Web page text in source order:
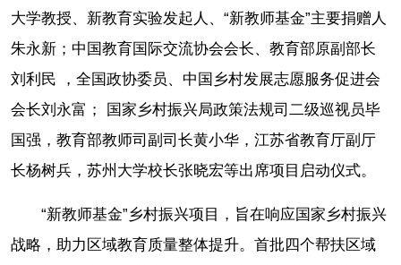
大学教授、新教育实验发起人、“新教师基金”主要捐赠人
朱永新；中国教育国际交流协会会长、教育部原副部长
刘利民 ，全国政协委员、中国乡村发展志愿服务促进会
会长刘永富； 国家乡村振兴局政策法规司二级巡视员毕
国强，教育部教师司副司长黄小华，江苏省教育厅副厅
长杨树兵，苏州大学校长张晓宏等出席项目启动仪式。
“新教师基金”乡村振兴项目，旨在响应国家乡村振兴
战略，助力区域教育质量整体提升。首批四个帮扶区域